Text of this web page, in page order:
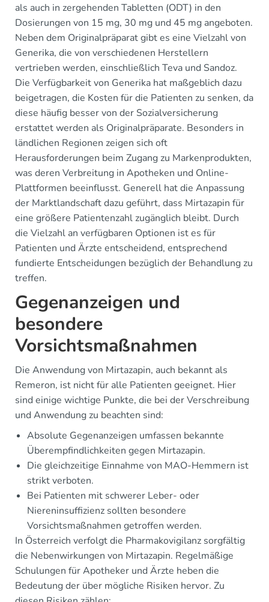
als auch in zergehenden Tabletten (ODT) in den
Dosierungen von 15 mg, 30 mg und 45 mg angeboten.
Neben dem Originalpräparat gibt es eine Vielzahl von
Generika, die von verschiedenen Herstellern
vertrieben werden, einschließlich Teva und Sandoz.
Die Verfügbarkeit von Generika hat maßgeblich dazu
beigetragen, die Kosten für die Patienten zu senken, da
diese häufig besser von der Sozialversicherung
erstattet werden als Originalpräparate. Besonders in
ländlichen Regionen zeigen sich oft
Herausforderungen beim Zugang zu Markenprodukten,
was deren Verbreitung in Apotheken und Online-
Plattformen beeinflusst. Generell hat die Anpassung
der Marktlandschaft dazu geführt, dass Mirtazapin für
eine größere Patientenzahl zugänglich bleibt. Durch
die Vielzahl an verfügbaren Optionen ist es für
Patienten und Ärzte entscheidend, entsprechend
fundierte Entscheidungen bezüglich der Behandlung zu
treffen.
Gegenanzeigen und
besondere
Vorsichtsmaßnahmen
Die Anwendung von Mirtazapin, auch bekannt als
Remeron, ist nicht für alle Patienten geeignet. Hier
sind einige wichtige Punkte, die bei der Verschreibung
und Anwendung zu beachten sind:
Absolute Gegenanzeigen umfassen bekannte
Überempfindlichkeiten gegen Mirtazapin.
Die gleichzeitige Einnahme von MAO-Hemmern ist
strikt verboten.
Bei Patienten mit schwerer Leber- oder
Niereninsuffizienz sollten besondere
Vorsichtsmaßnahmen getroffen werden.
In Österreich verfolgt die Pharmakovigilanz sorgfältig
die Nebenwirkungen von Mirtazapin. Regelmäßige
Schulungen für Apotheker und Ärzte heben die
Bedeutung der über mögliche Risiken hervor. Zu